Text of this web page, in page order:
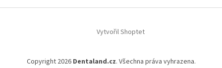
Vytvořil Shoptet
Copyright 2026 Dentaland.cz. Všechna práva vyhrazena.